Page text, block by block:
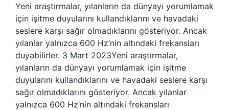
Yeni araştırmalar, yılanların da dünyayı yorumlamak
için işitme duyularını kullandıklarını ve havadaki
seslere karşı sağır olmadıklarını gösteriyor. Ancak
yılanlar yalnızca 600 Hz’nin altındaki frekansları
duyabilirler. 3 Mart 2023Yeni araştırmalar,
yılanların da dünyayı yorumlamak için işitme
duyularını kullandıklarını ve havadaki seslere karşı
sağır olmadıklarını gösteriyor. Ancak yılanlar
yalnızca 600 Hz’nin altındaki frekansları